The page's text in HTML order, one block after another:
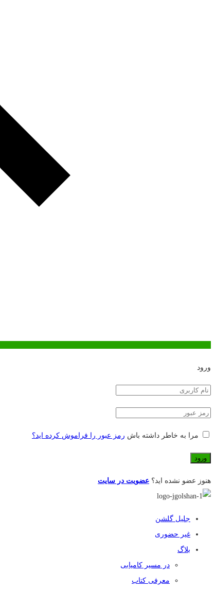
ورود
مرا به خاطر داشته باش رمز عبور را فراموش کرده اید؟
هنوز عضو نشده اید؟ عضویت در سایت
جلیل گلشن
غیر حضوری
بلاگ
در مسیر کامیابی
معرفی کتاب